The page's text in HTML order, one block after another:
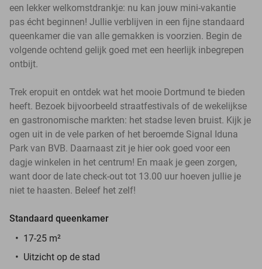
een lekker welkomstdrankje: nu kan jouw mini-vakantie
pas écht beginnen! Jullie verblijven in een fijne standaard
queenkamer die van alle gemakken is voorzien. Begin de
volgende ochtend gelijk goed met een heerlijk inbegrepen
ontbijt.
Trek eropuit en ontdek wat het mooie Dortmund te bieden
heeft. Bezoek bijvoorbeeld straatfestivals of de wekelijkse
en gastronomische markten: het stadse leven bruist. Kijk je
ogen uit in de vele parken of het beroemde Signal Iduna
Park van BVB. Daarnaast zit je hier ook goed voor een
dagje winkelen in het centrum! En maak je geen zorgen,
want door de late check-out tot 13.00 uur hoeven jullie je
niet te haasten. Beleef het zelf!
Standaard queenkamer
17-25 m²
Uitzicht op de stad